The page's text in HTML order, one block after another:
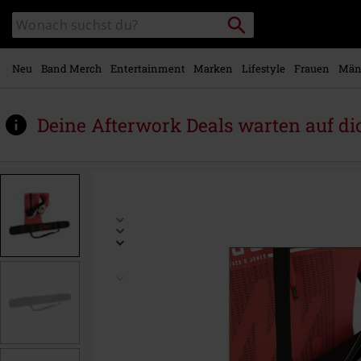
Hauptinhalt
springen
Katalog
durchsuchen
Packstation
suchen
Neu Band Merch Entertainment Marken Lifestyle Frauen
Deine Afterwork Deals warten auf
www.emp.at/p/k%C3%BChltasche-